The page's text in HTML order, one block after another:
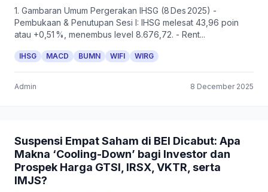
1. Gambaran Umum Pergerakan IHSG (8 Des 2025) -
Pembukaan & Penutupan Sesi I: IHSG melesat 43,96 poin
atau +0,51 %, menembus level 8.676,72. - Rent...
IHSG MACD BUMN WIFI WIRG
Admin 8 December 2025
Suspensi Empat Saham di BEI Dicabut: Apa
Makna ‘Cooling-Down’ bagi Investor dan
Prospek Harga GTSI, IRSX, VKTR, serta
IMJS?